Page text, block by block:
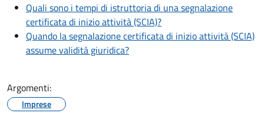
Quali sono i tempi di istruttoria di una segnalazione
certificata di inizio attività (SCIA)?
Quando la segnalazione certificata di inizio attività (SCIA)
assume validità giuridica?
Argomenti:
Imprese